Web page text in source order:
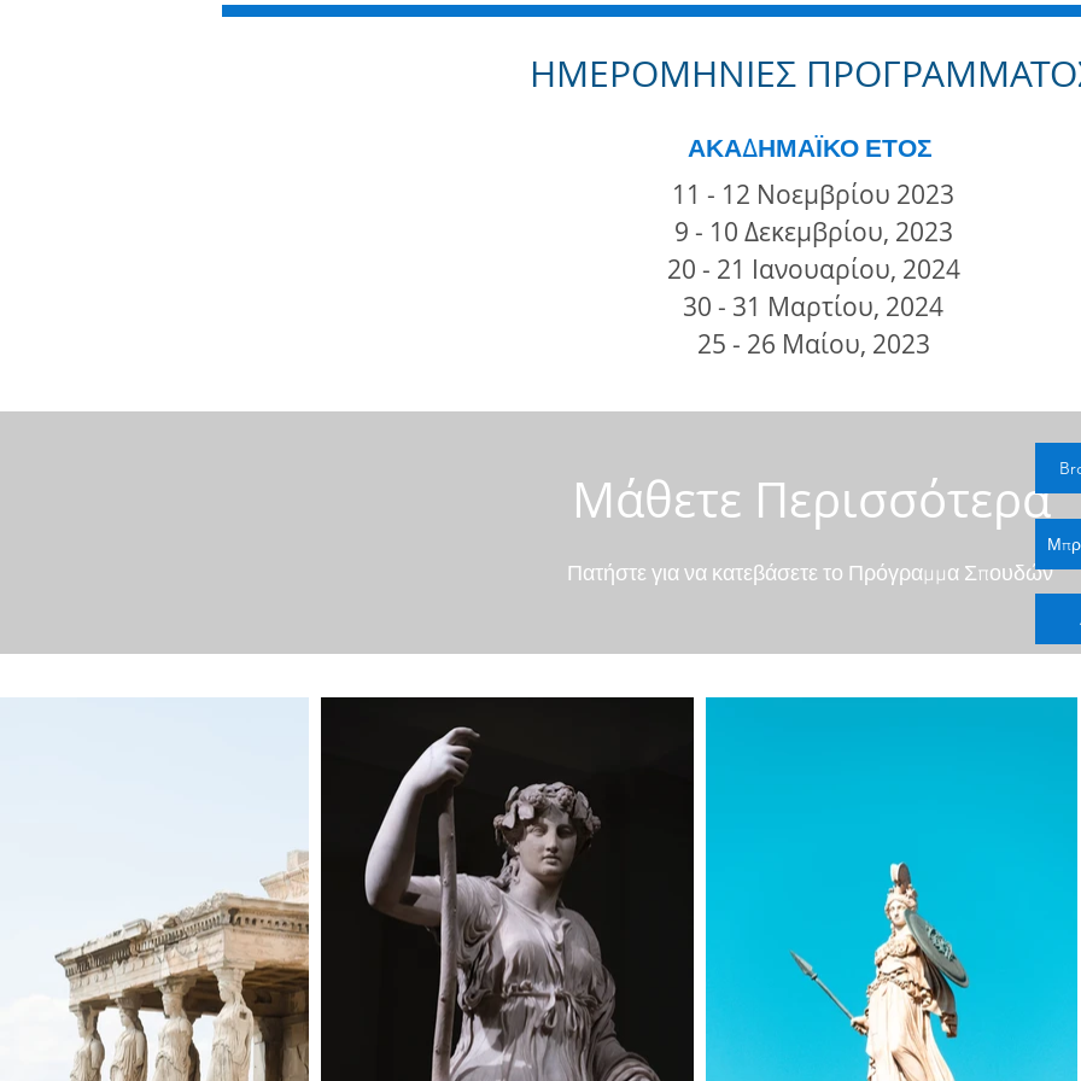
ΗΜΕΡΟΜΗΝΙΕΣ
ΑΚΑΔΗΜΑΪΚΟ ΕΤΟΣ
11 - 12 Νοεμβρίου 2023
9 - 10 Δεκεμβρίου, 2023
20 - 21 Ιανουαρίου, 2024
30 - 31 Μαρτίου, 2024
25 - 26 Μαίου, 2023
Μάθετε Περισσότερα
Πατήστε για να κατεβάσετε το Πρόγραμμα Σπουδών